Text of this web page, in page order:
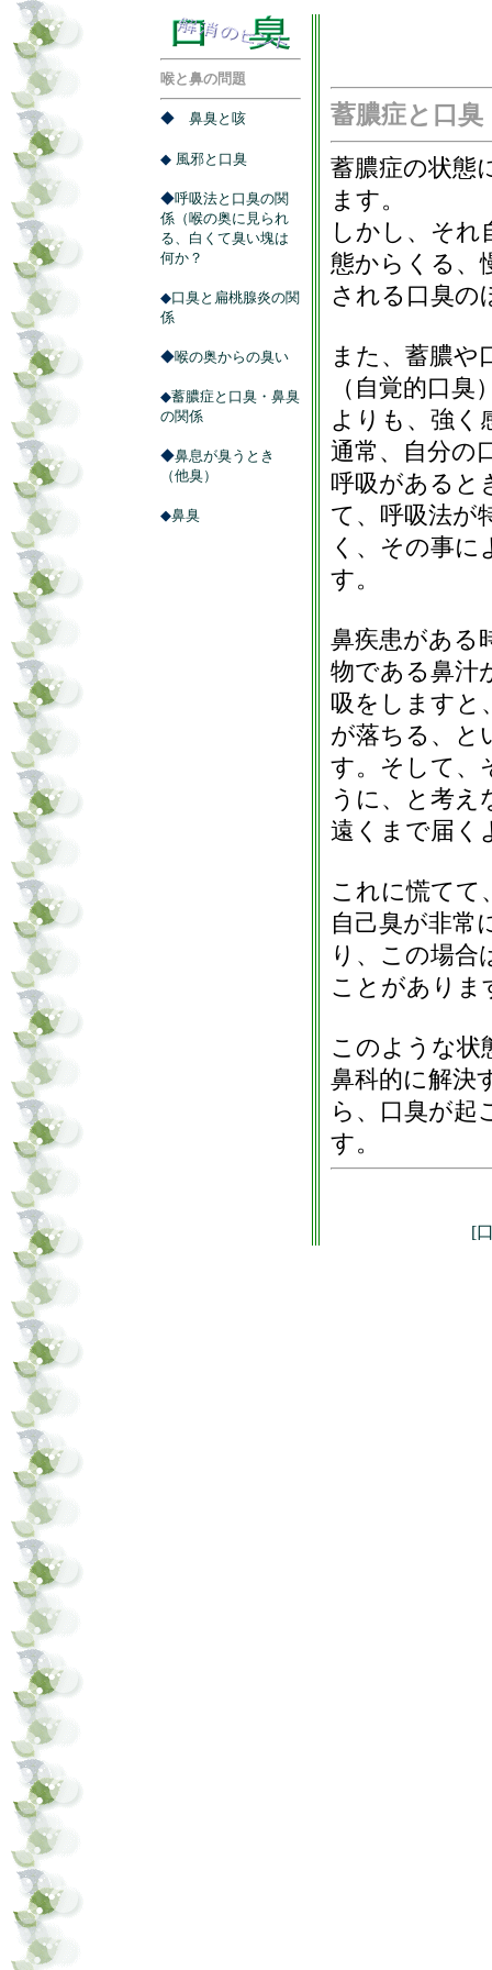
喉と鼻の問題
◆ 鼻臭と咳
◆ 風邪と口臭
◆呼吸法と口臭の関
係（喉の奥に見られ
る、白くて臭い塊は
何か？
◆口臭と扁桃腺炎の関
係
◆喉の奥からの臭い
◆蓄膿症と口臭・鼻臭
の関係
◆鼻息が臭うとき
（他臭）
◆鼻臭
蓄膿症と口臭
蓄膿症の状態
ます。
しかし、それ
態からくる、
される口臭の
また、蓄膿や
（自覚的口
よりも、強く
通常、自分の
呼吸があると
て、呼吸法が
く、その事に
す。
鼻疾患がある
物である鼻汁
吸をしますと
が落ちる、と
す。そして、
うに、と考え
遠くまで届く
これに慌てて
自己臭が非常
り、この場合
ことがありま
このような状
鼻科的に解決
ら、口臭が起
す。
[